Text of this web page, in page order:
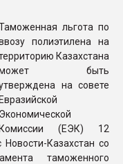
ПЕРЕЙТИ НА
льгота по
полиэтилена на
Казахстана
быть
на совете
Экономической
(ЕЭК) 12
Казахстан со
таможенного